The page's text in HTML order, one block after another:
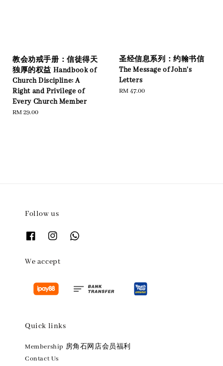
教会劝戒手册：信徒得天
独厚的权益 Handbook of
Church Discipline: A
Right and Privilege of
Every Church Member
Regular
RM 29.00
圣经信息系列：约翰书信
The Message of John's
Letters
Regular
RM 47.00
Follow us
We accept
Quick links
Membership 房角石网店会员福利
Contact Us